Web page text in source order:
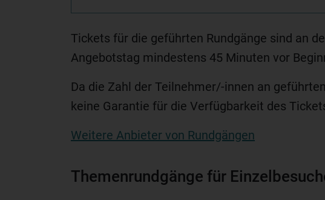
Tickets für die geführten Rundgänge sind an
Angebotstag mindestens 45 Minuten vor
Da die Zahl der Teilnehmer/-innen an
keine Garantie für die Verfügbarkeit des
Weitere Anbieter von Rundgängen
Themenrundgänge für